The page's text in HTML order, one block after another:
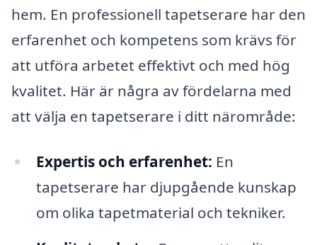
hem. En professionell tapetserare har den
erfarenhet och kompetens som krävs för
att utföra arbetet effektivt och med hög
kvalitet. Här är några av fördelarna med
att välja en tapetserare i ditt närområde:
Expertis och erfarenhet: En
tapetserare har djupgående kunskap
om olika tapetmaterial och tekniker.